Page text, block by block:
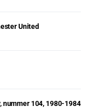
United
nummer 104, 1980-1984